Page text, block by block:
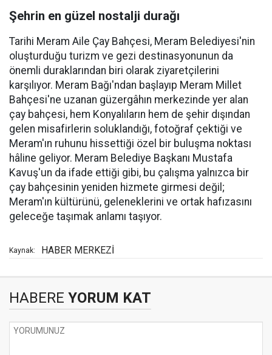
Şehrin en güzel nostalji durağı
Tarihi Meram Aile Çay Bahçesi, Meram Belediyesi'nin
oluşturduğu turizm ve gezi destinasyonunun da
önemli duraklarından biri olarak ziyaretçilerini
karşılıyor. Meram Bağı'ndan başlayıp Meram Millet
Bahçesi'ne uzanan güzergâhın merkezinde yer alan
çay bahçesi, hem Konyalıların hem de şehir dışından
gelen misafirlerin soluklandığı, fotoğraf çektiği ve
Meram'ın ruhunu hissettiği özel bir buluşma noktası
hâline geliyor. Meram Belediye Başkanı Mustafa
Kavuş'un da ifade ettiği gibi, bu çalışma yalnızca bir
çay bahçesinin yeniden hizmete girmesi değil;
Meram'ın kültürünü, geleneklerini ve ortak hafızasını
geleceğe taşımak anlamı taşıyor.
Kaynak: HABER MERKEZİ
HABERE YORUM KAT